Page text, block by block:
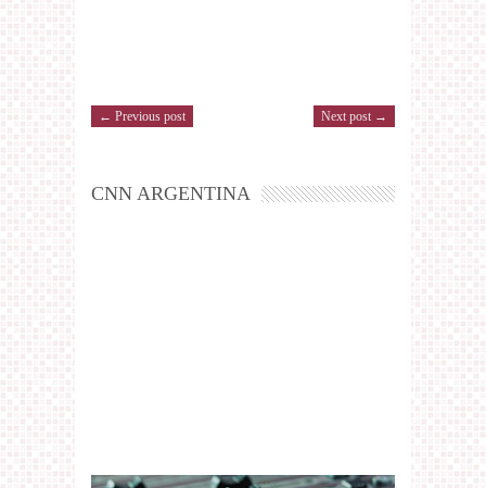
← Previous post Next post →
CNN ARGENTINA